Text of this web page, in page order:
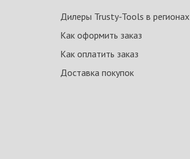
Дилеры Trusty-Tools в регионах
Как оформить заказ
Как оплатить заказ
Доставка покупок